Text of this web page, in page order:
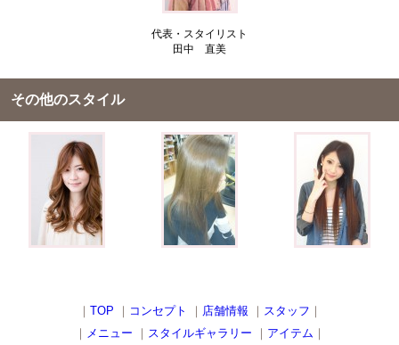
代表・スタイリスト
田中 直美
その他のスタイル
｜ TOP ｜ コンセプト ｜ 店舗情報 ｜ スタッフ ｜
｜ メニュー ｜ スタイルギャラリー ｜ アイテム ｜